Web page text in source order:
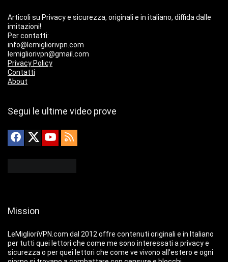
Articoli su Privacy e sicurezza, originali e in italiano, diffida dalle
imitazioni!
Per contatti:
info@lemigliorivpn.com
lemigliorivpn@gmail.com
Privacy Policy
Contatti
About
Segui le ultime video prove
Mission
LeMiglioriVPN.com dal 2012 offre contenuti originali e in Italiano
per tutti quei lettori che come me sono interessati a privacy e
sicurezza o per quei lettori che come ve vivono all'estero e ogni